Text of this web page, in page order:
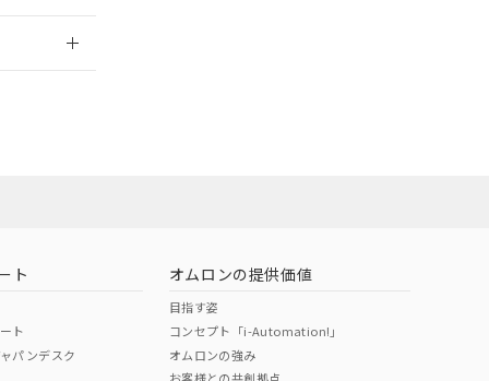
ト
ト
パンデスク
オムロンの提供価値
目指す姿
コンセプト「i-Automation!」
オムロンの強み